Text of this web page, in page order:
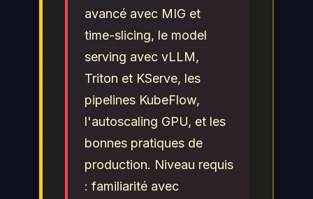
avancé avec MIG et
time-slicing, le model
serving avec vLLM,
Triton et KServe, les
pipelines KubeFlow,
l'autoscaling GPU, et les
bonnes pratiques de
production. Niveau requis
: familiarité avec